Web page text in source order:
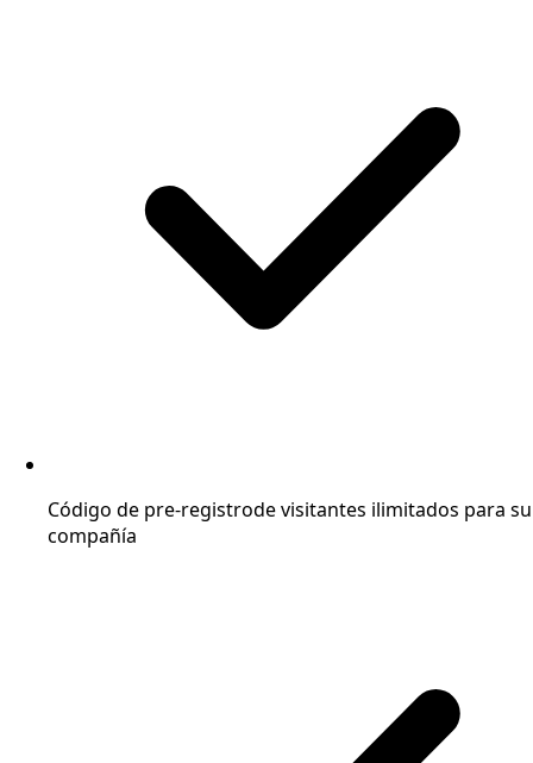
Código de pre-registrode visitantes ilimitados para su
compañía